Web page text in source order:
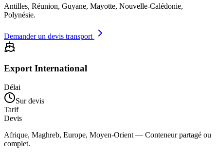
Antilles, Réunion, Guyane, Mayotte, Nouvelle-Calédonie,
Polynésie.
Demander un devis transport
Export International
Délai
Sur devis
Tarif
Devis
Afrique, Maghreb, Europe, Moyen-Orient — Conteneur partagé ou
complet.